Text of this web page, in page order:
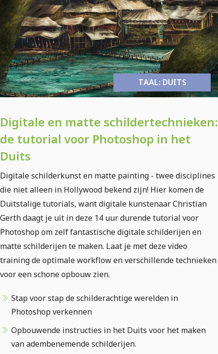
TAAL: DUITS
Digitale en matte schildertechnieken:
de tutorial voor Photoshop in het
Duits
Digitale schilderkunst en matte painting - twee disciplines
die niet alleen in Hollywood bekend zijn! Hier komen de
Duitstalige tutorials, want digitale kunstenaar Christian
Gerth daagt je uit in deze 14 uur durende tutorial voor
Photoshop om zelf fantastische digitale schilderijen en
matte schilderijen te maken. Laat je met deze video
training de optimale workflow en verschillende technieken
voor een schone opbouw zien.
Stap voor stap de schilderachtige werelden in
Photoshop verkennen
Opbouwende instructies in het Duits voor het maken
van adembenemende schilderijen.